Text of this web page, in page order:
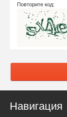
Повторите код:
Навигация